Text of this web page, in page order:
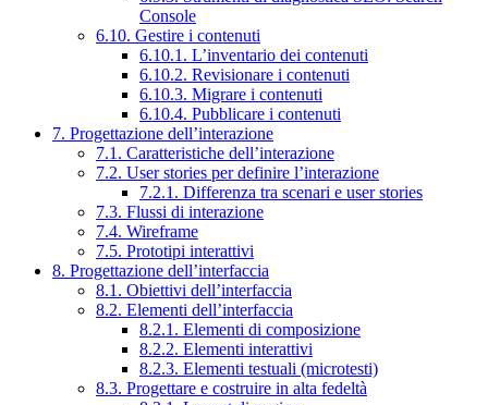
Console
6.10. Gestire i contenuti
6.10.1. L’inventario dei contenuti
6.10.2. Revisionare i contenuti
6.10.3. Migrare i contenuti
6.10.4. Pubblicare i contenuti
7. Progettazione dell’interazione
7.1. Caratteristiche dell’interazione
7.2. User stories per definire l’interazione
7.2.1. Differenza tra scenari e user stories
7.3. Flussi di interazione
7.4. Wireframe
7.5. Prototipi interattivi
8. Progettazione dell’interfaccia
8.1. Obiettivi dell’interfaccia
8.2. Elementi dell’interfaccia
8.2.1. Elementi di composizione
8.2.2. Elementi interattivi
8.2.3. Elementi testuali (microtesti)
8.3. Progettare e costruire in alta fedeltà